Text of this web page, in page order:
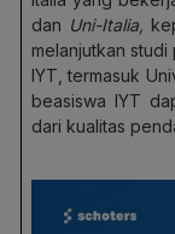
dan Uni-Italia,
melanjutkan
IYT, termasuk
beasiswa IYT
dari kualitas